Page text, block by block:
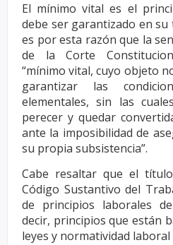
El mínimo vital es el
debe ser garantizado en
es por esta razón que la
de la Corte
“mínimovital, cuyo objeto
garantizar las
elementales, sin las
perecer y quedar
ante la imposibilidad de
su propia subsistencia”.
Cabe resaltar que el
Código Sustantivo del
de principios laborales
decir, principios que están
leyes y normatividad laboral